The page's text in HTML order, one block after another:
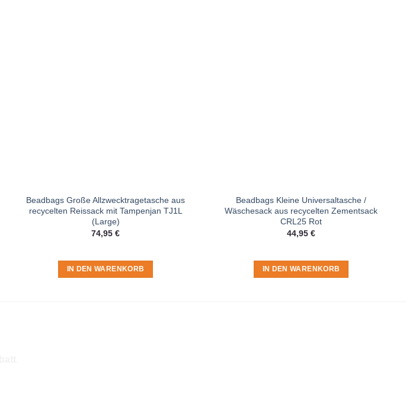
Beadbags Große Allzwecktragetasche aus
recycelten Reissack mit Tampenjan TJ1L
(Large)
74,95 €
IN DEN WARENKORB
Beadbags Kleine Universaltasche /
Wäschesack aus recycelten Zementsack
CRL25 Rot
44,95 €
IN DEN WARENKORB